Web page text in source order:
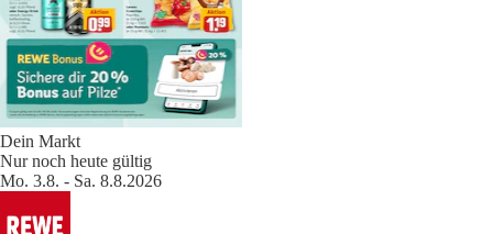
Dein Markt
Nur noch heute gültig
Mo. 3.8. - Sa. 8.8.2026